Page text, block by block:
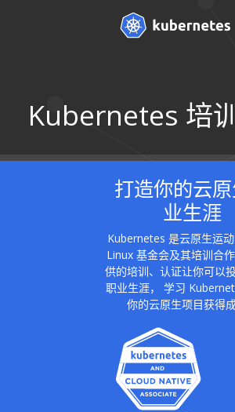
Kubernetes 培
打造你的云
业生涯
Kubernetes 是云原生运动
Linux 基金会及其培训合
供的培训、认证让你可以
职业生涯， 学习
你的云原生项目获得成